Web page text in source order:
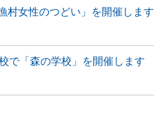
女性のつどい」を開催します
で「森の学校」を開催します